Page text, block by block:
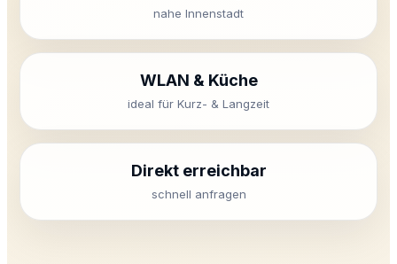
nahe Innenstadt
WLAN & Küche
ideal für Kurz- & Langzeit
Direkt erreichbar
schnell anfragen